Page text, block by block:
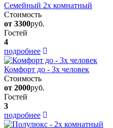
Семейный 2х комнатный
Стоимость
от 3300руб.
Гостей
4
подробнее
Комфорт до - 3х человек
Стоимость
от 2000руб.
Гостей
3
подробнее